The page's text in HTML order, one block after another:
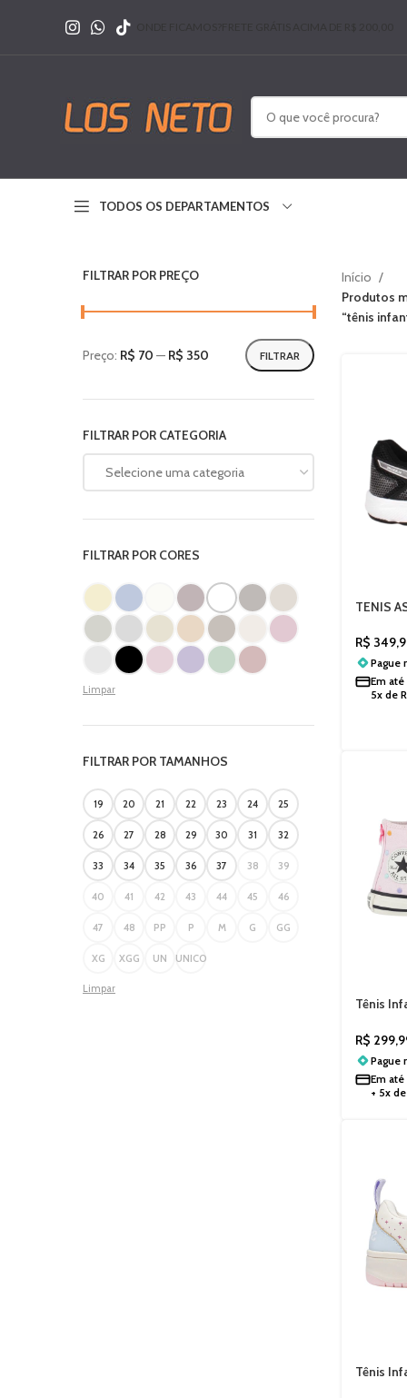
TODOS OS DEPARTAMENTOS
FILTRAR POR PREÇO
FILTRAR
Preço: R$ 70 — R$ 350
FILTRAR POR CATEGORIA
Selecione uma categoria
FILTRAR POR CORES
Limpar
FILTRAR POR TAMANHOS
19 20 21 22 23 24 25
26 27 28 29 30 31 32
33 34 35 36 37 38 39
40 41 42 43 44 45 46
47 48 PP P M G GG
XG XGG UN UNICO
Limpar
Início
Produtos
“tênis
TENIS
R$
Pague
Em até
5x de
Tênis
R$
Pague
Em até
+ 5x
Tênis